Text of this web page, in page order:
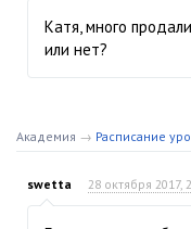
Катя, много
или нет?
Академия → Расписание
swetta 28 октября 2017,